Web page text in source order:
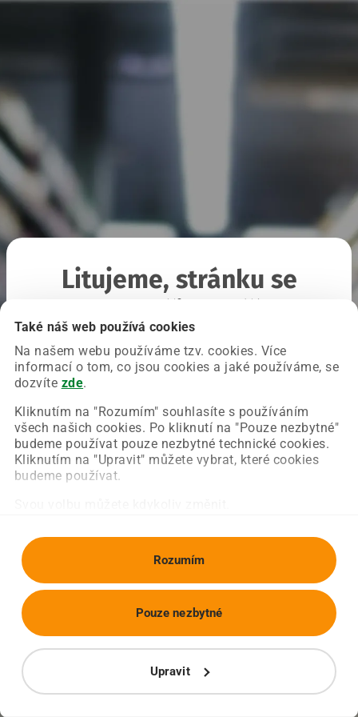
Také náš web používá cookies
Na našem webu používáme tzv. cookies. Více
informací o tom, co jsou cookies a jaké používáme, se
dozvíte zde.
Kliknutím na "Rozumím" souhlasíte s používáním
všech našich cookies. Po kliknutí na "Pouze nezbytné"
budeme používat pouze nezbytné technické cookies.
Kliknutím na "Upravit" můžete vybrat, které cookies
budeme používat.
Rozumím
Upravit
Pouze nezbytné
Litujeme, stránku se
Chyba nastala na naší straně a už ji opravujeme.
Zkuste prosím znovu načíst požadovanou stránku.
Obnovit stránku Úvodní strana